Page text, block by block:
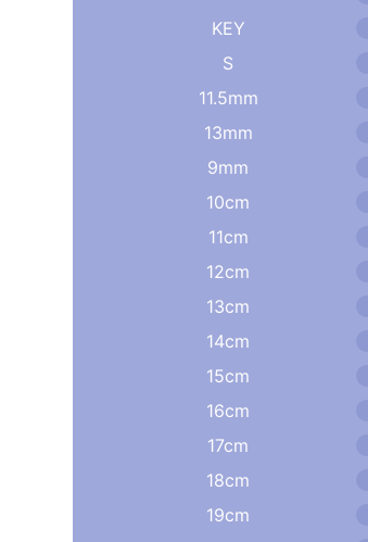
KEY
S
11.5mm
13mm
9mm
10cm
11cm
12cm
13cm
14cm
15cm
16cm
17cm
18cm
19cm